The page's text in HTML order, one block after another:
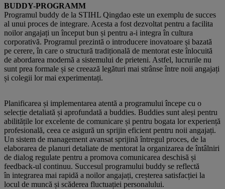
BUDDY-PROGRAMM
Programul buddy de la STIHL Qingdao este un exemplu de succes
al unui proces de integrare. Acesta a fost dezvoltat pentru a facilita
noilor angajați un început bun și pentru a-i integra în cultura
corporativă. Programul prezintă o introducere inovatoare și bazată
pe cerere, în care o structură tradițională de mentorat este înlocuită
de abordarea modernă a sistemului de prieteni. Astfel, lucrurile nu
sunt prea formale și se creează legături mai strânse între noii angajați
și colegii lor mai experimentați.
Planificarea și implementarea atentă a programului începe cu o
selecție detaliată și aprofundată a buddies. Buddies sunt aleși pentru
abilitățile lor excelente de comunicare și pentru bogata lor experiență
profesională, ceea ce asigură un sprijin eficient pentru noii angajați.
Un sistem de management avansat sprijină întregul proces, de la
elaborarea de planuri detaliate de mentorat la organizarea de întâlniri
de dialog regulate pentru a promova comunicarea deschisă și
feedback-ul continuu. Succesul programului buddy se reflectă
în integrarea mai rapidă a noilor angajați, creșterea satisfacției la
locul de muncă și scăderea fluctuației personalului.